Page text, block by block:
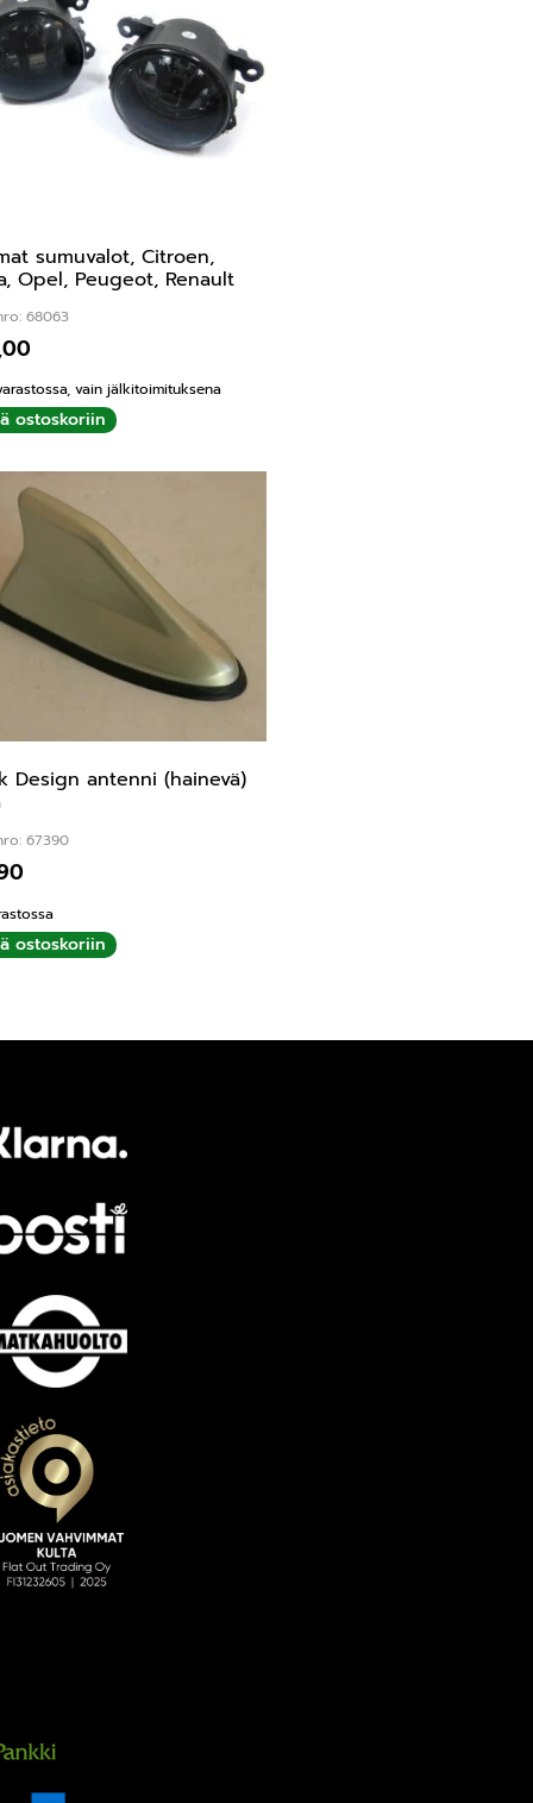
sumuvalot, Citroen,
Opel, Peugeot, Renault
68063
vain jälkitoimituksena
ostoskoriin
Design antenni (hainevä)
67390
ostoskoriin